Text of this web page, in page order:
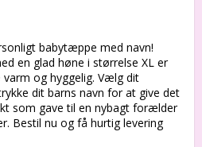
babytæppe med navn!
en glad høne i størrelse XL er
og hyggelig. Vælg dit
dit barns navn for at give det
som gave til en nybagt forælder
Bestil nu og få hurtig levering